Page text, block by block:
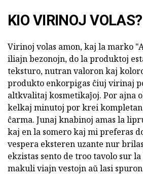
KIO VIRINOJ VOLAS?
Virinoj volas amon, kaj la marko
iliajn bezonojn, do la produktoj
teksturo, nutran valoron kaj
produkto enkorpigas ĉiuj virinaj
altkvalitaj kosmetikaĵoj. Por ajna
kelkaj minutoj por krei
ĉarma. Junaj knabinoj amas la
kaj en la somero kaj mi preferas
vespera eksteren uzante nur
ekzistas sento de troo tavolo sur
makuli viajn vestojn aŭ lasi